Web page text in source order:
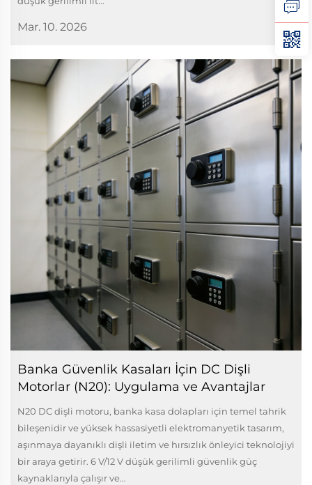
Mar. 10. 2026
Banka Güvenlik Kasaları İçin DC Dişli
Motorlar (N20): Uygulama ve Avantajlar
N20 DC dişli motoru, banka kasa dolapları için temel tahrik
bileşenidir ve yüksek hassasiyetli elektromanyetik tasarım,
aşınmaya dayanıklı dişli iletim ve hırsızlık önleyici teknolojiyi
bir araya getirir. 6 V/12 V düşük gerilimli güvenlik güç
kaynaklarıyla çalışır ve…